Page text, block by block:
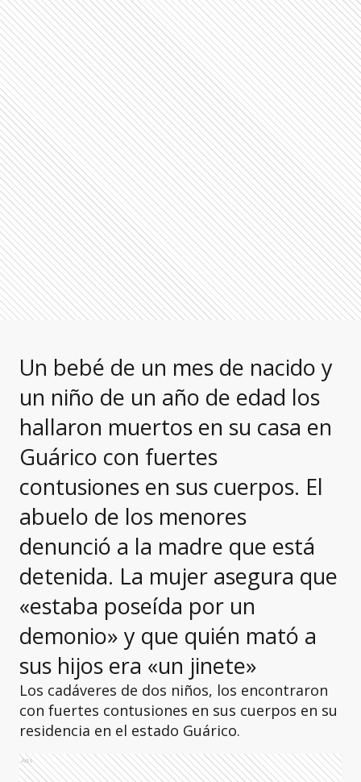
Un bebé de un mes de nacido y
un niño de un año de edad los
hallaron muertos en su casa en
Guárico con fuertes
contusiones en sus cuerpos. El
abuelo de los menores
denunció a la madre que está
detenida. La mujer asegura que
«estaba poseída por un
demonio» y que quién mató a
sus hijos era «un jinete»
Los cadáveres de dos niños, los encontraron
con fuertes contusiones en sus cuerpos en su
residencia en el estado Guárico.
Ads